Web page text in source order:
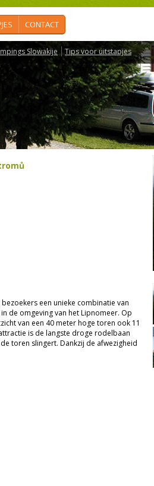
CONTACT
Slowakije Tips voor uitstapjes
een unieke combinatie van
de omgeving van het Lipnomeer. Op
van een 40 meter hoge toren ook 11
is de langste droge rodelbaan
toren slingert. Dankzij de afwezigheid